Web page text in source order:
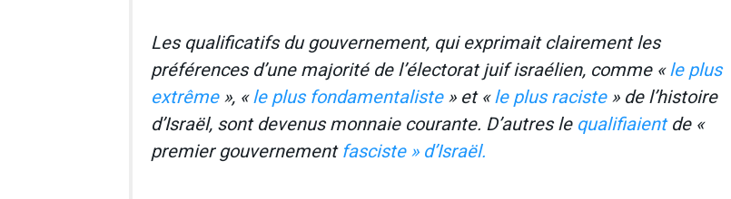
Les qualificatifs du gouvernement, qui exprimait clairement les
préférences d’une majorité de l’électorat juif israélien, comme «le plus
extrême», «le plus fondamentaliste» et «le plus raciste» de l’histoire
d’Israël, sont devenus monnaie courante. D’autres le qualifiaientde «
premier gouvernementfasciste » d’Israël.